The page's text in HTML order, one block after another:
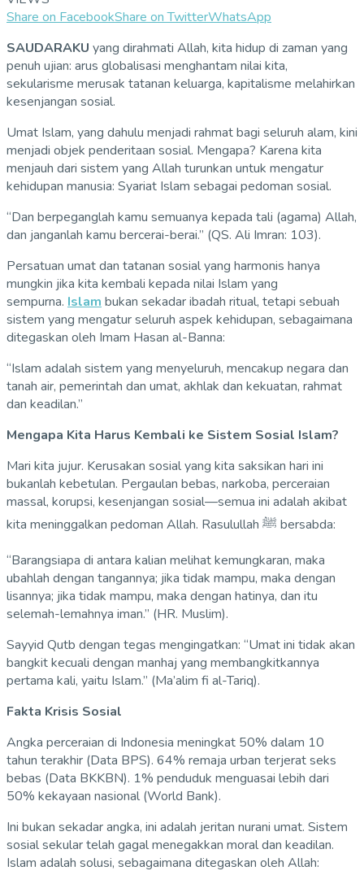
Share on FacebookShare on TwitterWhatsApp
SAUDARAKU yang dirahmati Allah, kita hidup di zaman yang
penuh ujian: arus globalisasi menghantam nilai kita,
sekularisme merusak tatanan keluarga, kapitalisme melahirkan
kesenjangan sosial.
Umat Islam, yang dahulu menjadi rahmat bagi seluruh alam, kini
menjadi objek penderitaan sosial. Mengapa? Karena kita
menjauh dari sistem yang Allah turunkan untuk mengatur
kehidupan manusia: Syariat Islam sebagai pedoman sosial.
“Dan berpeganglah kamu semuanya kepada tali (agama) Allah,
dan janganlah kamu bercerai-berai.” (QS. Ali Imran: 103).
Persatuan umat dan tatanan sosial yang harmonis hanya
mungkin jika kita kembali kepada nilai Islam yang
sempurna. Islam bukan sekadar ibadah ritual, tetapi sebuah
sistem yang mengatur seluruh aspek kehidupan, sebagaimana
ditegaskan oleh Imam Hasan al-Banna:
“Islam adalah sistem yang menyeluruh, mencakup negara dan
tanah air, pemerintah dan umat, akhlak dan kekuatan, rahmat
dan keadilan.”
Mengapa Kita Harus Kembali ke Sistem Sosial Islam?
Mari kita jujur. Kerusakan sosial yang kita saksikan hari ini
bukanlah kebetulan. Pergaulan bebas, narkoba, perceraian
massal, korupsi, kesenjangan sosial—semua ini adalah akibat
kita meninggalkan pedoman Allah. Rasulullah ﷺ bersabda:
“Barangsiapa di antara kalian melihat kemungkaran, maka
ubahlah dengan tangannya; jika tidak mampu, maka dengan
lisannya; jika tidak mampu, maka dengan hatinya, dan itu
selemah-lemahnya iman.” (HR. Muslim).
Sayyid Qutb dengan tegas mengingatkan: “Umat ini tidak akan
bangkit kecuali dengan manhaj yang membangkitkannya
pertama kali, yaitu Islam.” (Ma’alim fi al-Tariq).
Fakta Krisis Sosial
Angka perceraian di Indonesia meningkat 50% dalam 10
tahun terakhir (Data BPS). 64% remaja urban terjerat seks
bebas (Data BKKBN). 1% penduduk menguasai lebih dari
50% kekayaan nasional (World Bank).
Ini bukan sekadar angka, ini adalah jeritan nurani umat. Sistem
sosial sekular telah gagal menegakkan moral dan keadilan.
Islam adalah solusi, sebagaimana ditegaskan oleh Allah: